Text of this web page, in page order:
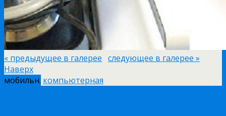
« предыдущее в галерее следующее в галерее »
Наверх
мобильн. компьютерная